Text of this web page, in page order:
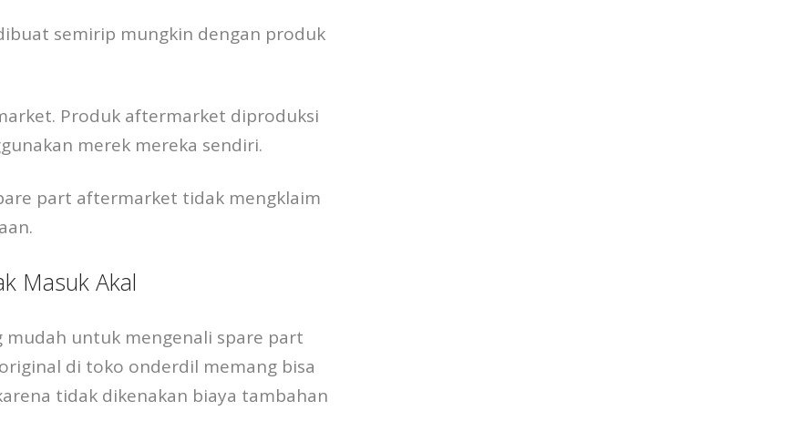
semirip mungkin dengan produk
Produk aftermarket diproduksi
merek mereka sendiri.
part aftermarket tidak mengklaim
Masuk Akal
untuk mengenali spare part
di toko onderdil memang bisa
tidak dikenakan biaya tambahan